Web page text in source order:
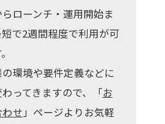
ローンチ・運用開始ま
で2週間程度で利用が可
の環境や要件定義などに
ってきますので、「お
せ」ページよりお気軽